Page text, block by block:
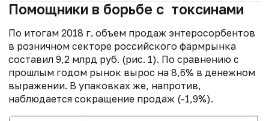
Помощники в борьбе с токсинами
По итогам 2018 г. объем продаж энтеросорбентов
в розничном секторе российского фармрынка
составил 9,2 млрд руб. (рис. 1). По сравнению с
прошлым годом рынок вырос на 8,6% в денежном
выражении. В упаковках же, напротив,
наблюдается сокращение продаж (-1,9%).